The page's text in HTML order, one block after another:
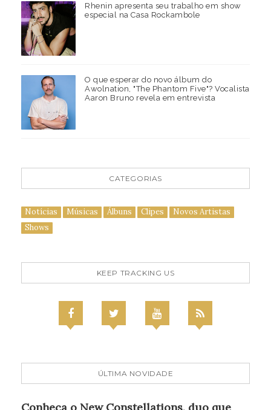
Rhenin apresenta seu trabalho em show
especial na Casa Rockambole
O que esperar do novo álbum do
Awolnation, "The Phantom Five"? Vocalista
Aaron Bruno revela em entrevista
CATEGORIAS
Notícias Músicas Álbuns Clipes
Novos Artistas
Shows
KEEP TRACKING US
ÚLTIMA NOVIDADE
Conheça o New Constellations, duo que